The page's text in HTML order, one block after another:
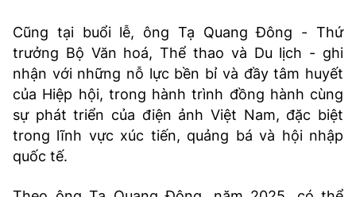
Cũng tại buổi lễ, ông Tạ Quang Đông - Thứ
trưởng Bộ Văn hoá, Thể thao và Du lịch - ghi
nhận với những nỗ lực bền bỉ và đầy tâm huyết
của Hiệp hội, trong hành trình đồng hành cùng
sự phát triển của điện ảnh Việt Nam, đặc biệt
trong lĩnh vực xúc tiến, quảng bá và hội nhập
quốc tế.